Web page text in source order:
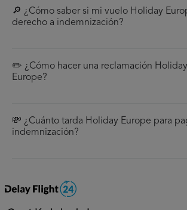
🔎 ¿Cómo saber si mi vuelo Holiday
derecho a indemnización?
✏️ ¿Cómo hacer una reclamación Holiday
Europe?
💸 ¿Cuánto tarda Holiday Europe para
indemnización?